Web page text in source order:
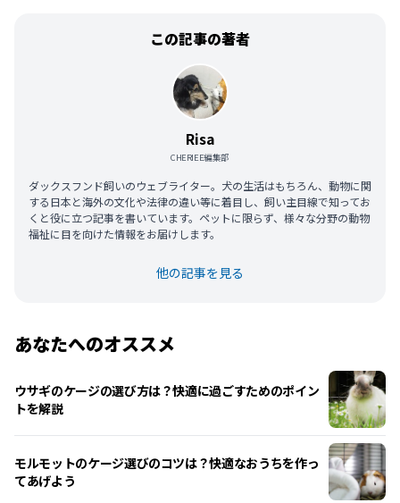
この記事の著者
Risa
CHERIEE編集部
ダックスフンド飼いのウェブライター。犬の生活はもちろん、動物に関
する日本と海外の文化や法律の違い等に着目し、飼い主目線で知ってお
くと役に立つ記事を書いています。ペットに限らず、様々な分野の動物
福祉に目を向けた情報をお届けします。
他の記事を見る
あなたへのオススメ
ウサギのケージの選び方は？快適に過ごすためのポイン
トを解説
モルモットのケージ選びのコツは？快適なおうちを作っ
てあげよう